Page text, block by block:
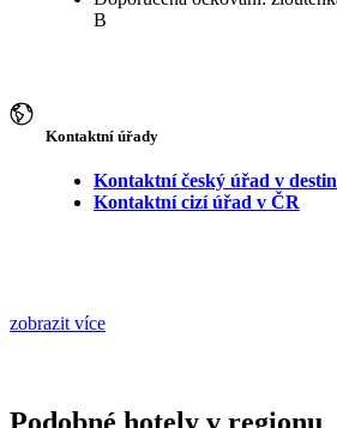
B
Kontaktní úřady
Kontaktní český úřad v
Kontaktní cizí úřad v ČR
zobrazit více